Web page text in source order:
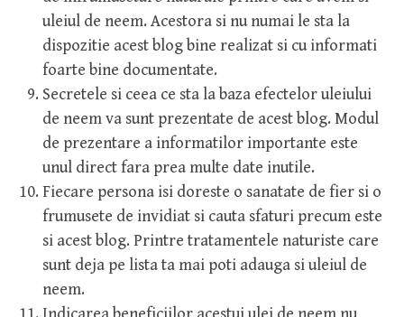
uleiul de neem. Acestora si nu numai le sta la
dispozitie acest blog bine realizat si cu informati
foarte bine documentate.
Secretele si ceea ce sta la baza efectelor uleiului
de neem va sunt prezentate de acest blog. Modul
de prezentare a informatilor importante este
unul direct fara prea multe date inutile.
Fiecare persona isi doreste o sanatate de fier si o
frumusete de invidiat si cauta sfaturi precum este
si acest blog. Printre tratamentele naturiste care
sunt deja pe lista ta mai poti adauga si uleiul de
neem.